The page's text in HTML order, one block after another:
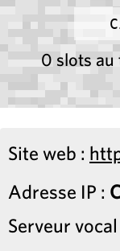
0 slots au
Site web :
Adresse IP :
Serveur vocal